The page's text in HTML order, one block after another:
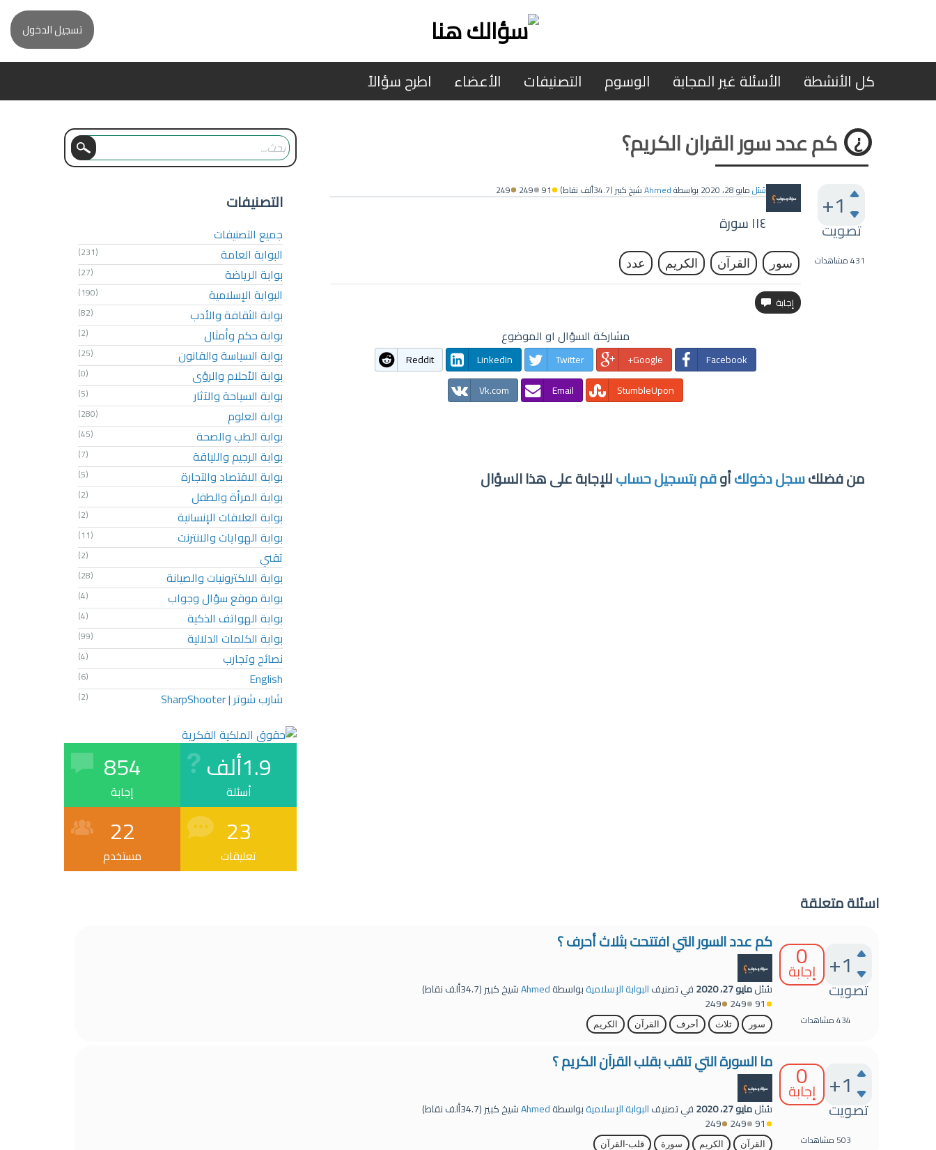
تسجيل الدخول
كل الأنشطة الأسئلة غير المجابة الوسوم التصنيفات الأعضاء اطرح سؤالاً
كم عدد سور القران الكريم؟
+1
تصويت
431مشاهدات
سُئلمايو 28، 2020 بواسطةAhmedشيخ كبير(34.7ألف نقاط) 91
249
249
١١٤ سورة
سور القرآن الكريم عدد
مشاركة السؤال او الموضوع
Facebook
Google+
Twitter
LinkedIn
Reddit
StumbleUpon
Email
Vk.com
من فضلكسجل دخولكأوقم بتسجيل حسابللإجابة على هذا السؤال
التصنيفات
جميع التصنيفات
البوابة العامة
(231)
بوابة الرياضة (27)
البوابة الإسلامية (190)
بوابة الثقافة والأدب (82)
بوابة حكم وأمثال (2)
بوابة السياسة والقانون (25)
بوابة الأحلام والرؤى (0)
بوابة السياحة والآثار (5)
بوابة العلوم (280)
بوابة الطب والصحة (45)
بوابة الرجيم واللياقة (7)
بوابة الاقتصاد والتجارة (5)
بوابة المرأة والطفل (2)
بوابة العلاقات الإنسانية (2)
بوابة الهوايات والانترنت (11)
تقني (2)
بوابة الالكترونيات والصيانة (28)
بوابة موقع سؤال وجواب (4)
بوابة الهواتف الذكية (4)
بوابة الكلمات الدلالية (99)
نصائح وتجارب (4)
English
(6)
شارب شوتر | SharpShooter (2)
1.9ألف
أسئلة
854
إجابة
23
تعليقات
22
مستخدم
اسئلة متعلقة
+1
تصويت
0
إجابة
434مشاهدات
كم عدد السور التي افتتحت بثلاث أحرف ؟
سُئلمايو 27، 2020 في تصنيفالبوابة الإسلاميةبواسطةAhmedشيخ كبير(34.7ألف
نقاط)
91
249
249
سور ثلاث أحرف القرآن الكريم
+1
تصويت
0
إجابة
503مشاهدات
ما السورة التي تلقب بقلب القرآن الكريم ؟
سُئلمايو 27، 2020 في تصنيفالبوابة الإسلاميةبواسطةAhmedشيخ كبير(34.7ألف
نقاط)
91
249
249
القرآن الكريم سورة قلب-القرآن